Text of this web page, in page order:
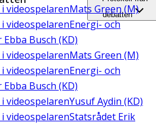
i videospelarenMats Green (M)
i videospelarenEnergi- och
Busch (KD)
i videospelarenMats Green (M)
i videospelarenEnergi- och
Busch (KD)
i videospelarenYusuf Aydin (KD)
i videospelarenStatsrådet Erik
debatten